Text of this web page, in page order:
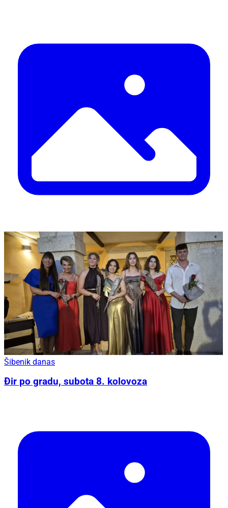
Šibenik danas
Đir po gradu, subota 8. kolovoza